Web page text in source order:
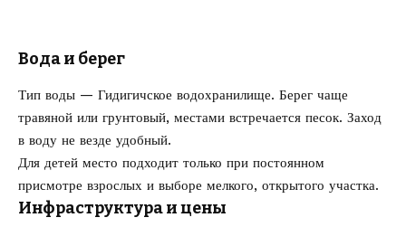
Вода и берег
Тип воды — Гидигичское водохранилище. Берег чаще
травяной или грунтовый, местами встречается песок. Заход
в воду не везде удобный.
Для детей место подходит только при постоянном
присмотре взрослых и выборе мелкого, открытого участка.
Инфраструктура и цены